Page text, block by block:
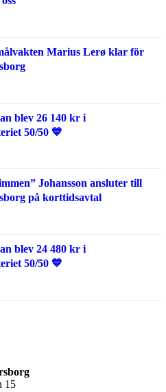
Marius Lerø klar för
blev 26 140 kr i
50/50 💙
Johansson ansluter till
på korttidsavtal
blev 24 480 kr i
50/50 💙
15